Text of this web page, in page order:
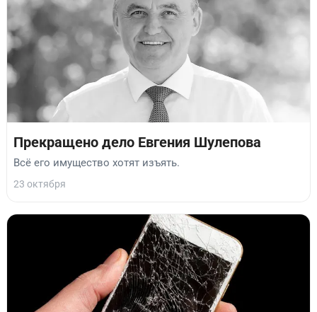
Прекращено дело Евгения Шулепова
Всё его имущество хотят изъять.
23 октября